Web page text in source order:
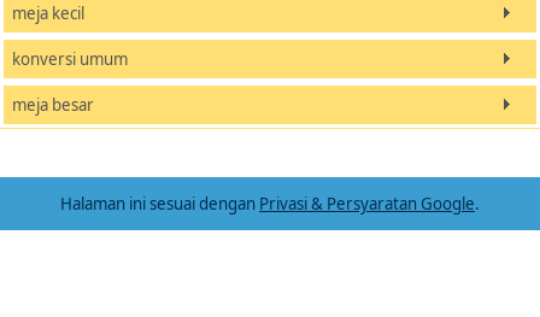
meja kecil
konversi umum
meja besar
Halaman ini sesuai dengan Privasi & Persyaratan Google.